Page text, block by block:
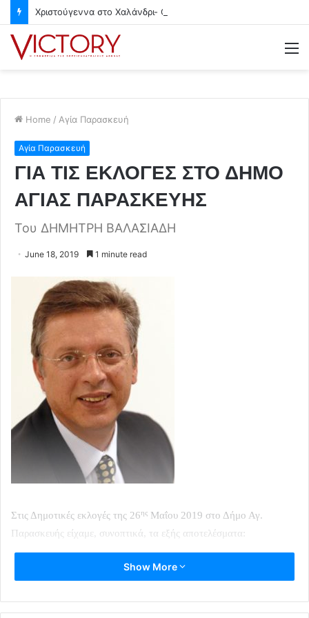
Home / Αγία Παρασκευή
Αγία Παρασκευή
ΓΙΑ ΤΙΣ ΕΚΛΟΓΕΣ ΣΤΟ ΔΗΜΟ
ΑΓΙΑΣ ΠΑΡΑΣΚΕΥΗΣ
Του ΔΗΜΗΤΡΗ ΒΑΛΑΣΙΑΔΗ
June 18, 2019 1 minute read
Στις Δημοτικές εκλογές της 26ης Μαΐου 2019 στο Δήμο Αγ.
Παρασκευής είχαμε, συνοπτικά, τα εξής αποτελέσματα:
Στις πρώτες θέσεις τις παρατάξεις του πρώην και του νυν
ελάχιστη διαφορά (0,6%) υπέρ του πρώτου και ίδιο αριθμό
Show More